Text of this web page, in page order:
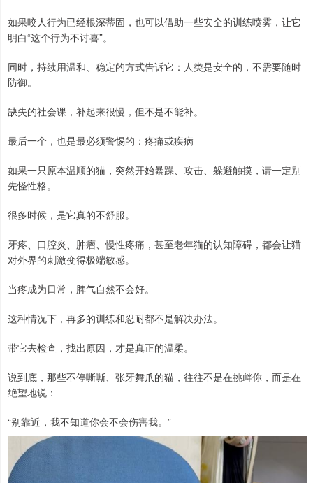
如果咬人行为已经根深蒂固，也可以借助一些安全的训练喷雾，让它
明白“这个行为不讨喜”。
同时，持续用温和、稳定的方式告诉它：人类是安全的，不需要随时
防御。
缺失的社会课，补起来很慢，但不是不能补。
最后一个，也是最必须警惕的：疼痛或疾病
如果一只原本温顺的猫，突然开始暴躁、攻击、躲避触摸，请一定别
先怪性格。
很多时候，是它真的不舒服。
牙疼、口腔炎、肿瘤、慢性疼痛，甚至老年猫的认知障碍，都会让猫
对外界的刺激变得极端敏感。
当疼成为日常，脾气自然不会好。
这种情况下，再多的训练和忍耐都不是解决办法。
带它去检查，找出原因，才是真正的温柔。
说到底，那些不停嘶嘶、张牙舞爪的猫，往往不是在挑衅你，而是在
绝望地说：
“别靠近，我不知道你会不会伤害我。”